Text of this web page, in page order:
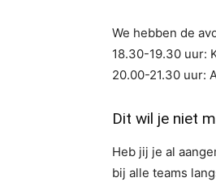
We hebben de
18.30-19.30 uur:
20.00-21.30 uur:
Dit wil je niet
Heb jij je al
bij alle teams